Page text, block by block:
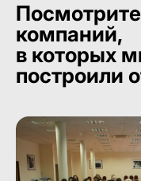
компаний,
в которых
построили